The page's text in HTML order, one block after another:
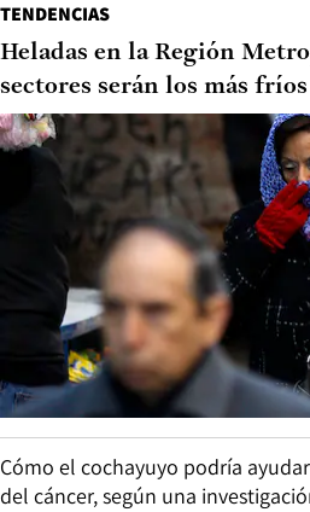
TENDENCIAS
Heladas en la Región
sectores serán los más
Cómo el cochayuyo podría
del cáncer, según una